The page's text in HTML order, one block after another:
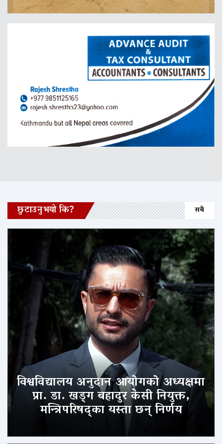
छुटाउनुभयो कि? सबै
विश्वविद्यालय अनुदान आयोगको अध्यक्षमा
प्रा. डा. खड्ग बहादुर केसी नियुक्त,
मन्त्रिपरिषद्का यस्ता छन् निर्णय